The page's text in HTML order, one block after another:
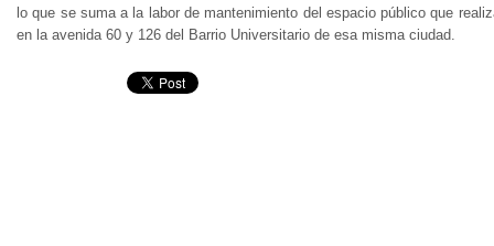
lo que se suma a la labor de mantenimiento del espacio público que
en la avenida 60 y 126 del Barrio Universitario de esa misma ciudad.